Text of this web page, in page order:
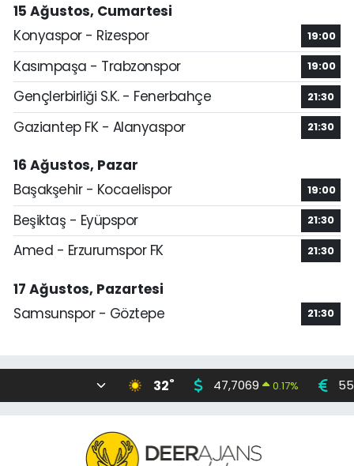
15 Ağustos, Cumartesi
Konyaspor - Rizespor
19:00
Kasımpaşa - Trabzonspor 19:00
Gençlerbirliği S.K. - Fenerbahçe 21:30
Gaziantep FK - Alanyaspor 21:30
16 Ağustos, Pazar
Başakşehir - Kocaelispor
19:00
Beşiktaş - Eyüpspor 21:30
Amed - Erzurumspor FK 21:30
17 Ağustos, Pazartesi
Samsunspor - Göztepe
21:30
32° 47,7069 0.17%